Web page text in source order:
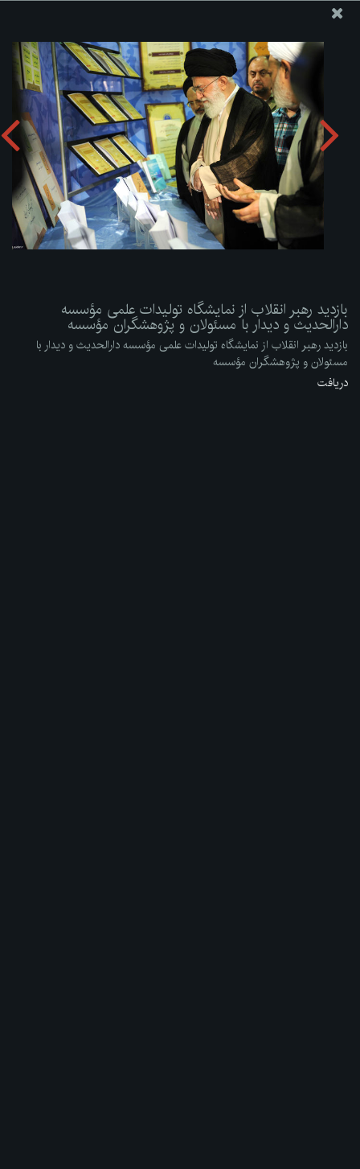
ارسال نامه
وجوهات
بازدید رهبر انقلاب از نمایشگاه تولیدات علمی مؤسسه دارالحدیث
و دیدار با مسئولان و پژوهشگران مؤسسه
دریافت آلبوم:zip
بازدید رهبر انقلاب از نمایشگاه تولیدات علمی مؤسسه
دارالحدیث و دیدار با مسئولان و پژوهشگران مؤسسه
بازدید رهبر انقلاب از نمایشگاه تولیدات علمی مؤسسه دارالحدیث و دیدار با
مسئولان و پژوهشگران مؤسسه
دریافت